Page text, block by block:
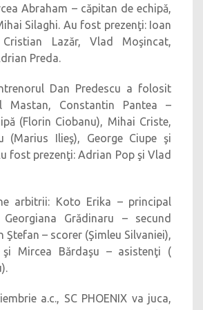
Abraham – căpitan de echipă,
Silaghi. Au fost prezenţi: Ioan
Cristian Lazăr, Vlad Moşincat,
Preda.
Dan Predescu a folosit
Mastan, Constantin Pantea –
(Florin Ciobanu), Mihai Criste,
(Marius Ilieş), George Ciupe şi
fost prezenţi: Adrian Pop şi Vlad
arbitrii: Koto Erika – principal
Georgiana Grădinaru – secund
Ştefan – scorer (Şimleu Silvaniei),
şi Mircea Bărdaşu – asistenţi (
a.c., SC PHOENIX va juca,